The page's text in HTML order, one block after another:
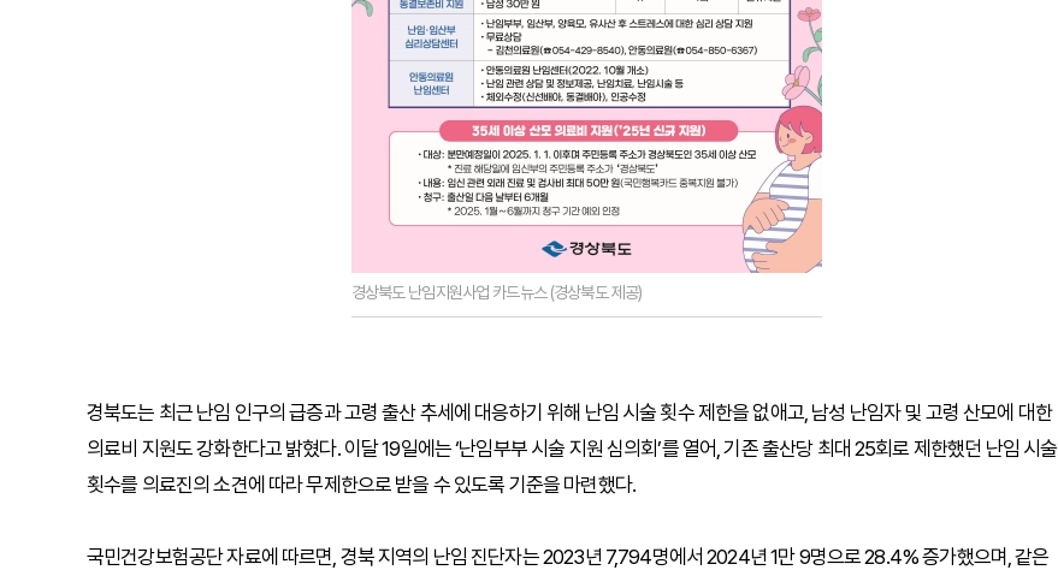
경상북도 난임지원사업 카드뉴스 (경상북도 제공)
경북도는 최근 난임 인구의 급증과 고령 출산 추세에 대응하기 위해 난임 시술 횟수 제한을 없애고, 남성 난임자 및 고령 산모에 대한
의료비 지원도 강화한다고 밝혔다. 이달 19일에는 ‘난임부부 시술 지원 심의회’를 열어, 기존 출산당 최대 25회로 제한했던 난임 시술
횟수를 의료진의 소견에 따라 무제한으로 받을 수 있도록 기준을 마련했다.
국민건강보험공단 자료에 따르면, 경북 지역의 난임 진단자는 2023년 7,794명에서 2024년 1만 9명으로 28.4% 증가했으며, 같은